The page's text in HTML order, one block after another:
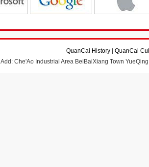
QuanCai History
QuanCai
Add: Che'Ao Industrial Area BeiBaiXiang Town